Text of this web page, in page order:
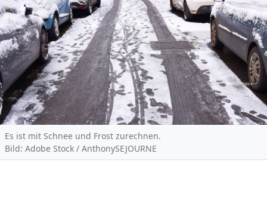
Es ist mit Schnee und Frost zurechnen.
Bild: Adobe Stock / AnthonySEJOURNE